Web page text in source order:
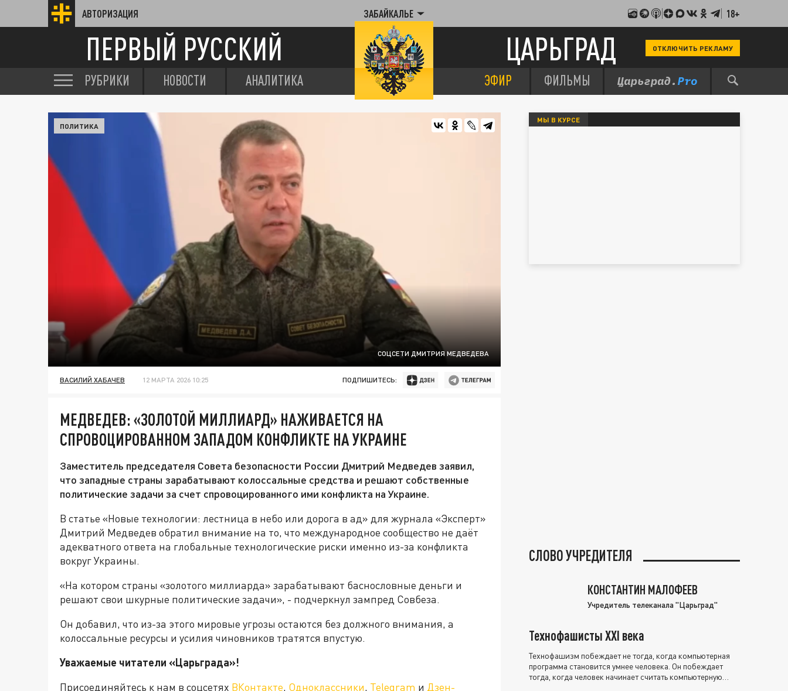
АВТОРИЗАЦИЯ ЗАБАЙКАЛЬЕ 18+
ПЕРВЫЙ РУССКИЙ ЦАРЬГРАД ОТКЛЮЧИТЬ РЕКЛАМУ
РУБРИКИ НОВОСТИ АНАЛИТИКА ЭФИР ФИЛЬМЫ
СОЦСЕТИ ДМИТРИЯ МЕДВЕДЕВА
ПОЛИТИКА
ВАСИЛИЙ ХАБАЧЕВ 12 МАРТА 2026 10:25 ПОДПИШИТЕСЬ:
МЕДВЕДЕВ: «ЗОЛОТОЙ МИЛЛИАРД» НАЖИВАЕТСЯ НА
СПРОВОЦИРОВАННОМ ЗАПАДОМ КОНФЛИКТЕ НА УКРАИНЕ
Заместитель председателя Совета безопасности России Дмитрий Медведев заявил,
что западные страны зарабатывают колоссальные средства и решают собственные
политические задачи за счет спровоцированного ими конфликта на Украине.
В статье «Новые технологии: лестница в небо или дорога в ад» для журнала «Эксперт»
Дмитрий Медведев обратил внимание на то, что международное сообщество не даёт
адекватного ответа на глобальные технологические риски именно из-за конфликта
вокруг Украины.
«На котором страны «золотого миллиарда» зарабатывают баснословные деньги и
решают свои шкурные политические задачи», - подчеркнул зампред Совбеза.
Он добавил, что из-за этого мировые угрозы остаются без должного внимания, а
колоссальные ресурсы и усилия чиновников тратятся впустую.
Уважаемые читатели «Царьграда»!
Присоединяйтесь к нам в соцсетях ВКонтакте, Одноклассники, Telegram и Дзен-
МЫ В КУРСЕ
СЛОВО УЧРЕДИТЕЛЯ
КОНСТАНТИН МАЛОФЕЕВ
Учредитель телеканала "Царьград"
Технофашисты XXI века
Технофашизм побеждает не тогда, когда компьютерная
программа становится умнее человека. Он побеждает
тогда, когда человек начинает считать компьютерную